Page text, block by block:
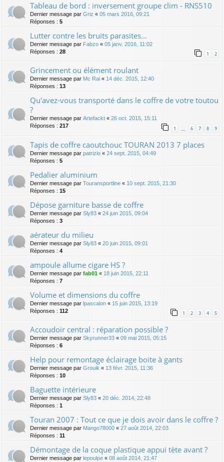
Tableau de bord : inversement groupe clim - RNS510
Dernier message par Griz « 05 mars 2016, 09:21
Réponses : 5
Lutter contre les bruits parasites...
Dernier message par Fabzo « 05 janv. 2016, 11:02
Réponses : 28 1 2
Grincement ou élément roulant
Dernier message par Mc Rai « 14 déc. 2015, 12:40
Réponses : 13
Qu'avez-vous transporté dans le coffre de votre toutou
?
Dernier message par Artefackt « 26 oct. 2015, 15:11
Réponses : 217 1 6 7 8 9
Tapis de coffre caoutchouc TOURAN 2013 7 places
Dernier message par patrizio « 24 sept. 2015, 04:49
Réponses : 5
Pedalier aluminium
Dernier message par Touransportline « 10 sept. 2015, 21:30
Réponses : 15
Dépose garniture basse de coffre
Dernier message par Sly83 « 24 juin 2015, 09:04
Réponses : 3
aérateur du milieu
Dernier message par Sly83 « 20 juin 2015, 09:01
Réponses : 4
ampoule allume cigare HS ?
Dernier message par fab01 « 18 juin 2015, 22:11
Réponses : 7
Volume et dimensions du coffre
Dernier message par lpascalon « 15 juin 2015, 13:19
Réponses : 112 1 2 3 4 5
Accoudoir central : réparation possible ?
Dernier message par Skyrunner33 « 09 mai 2015, 05:15
Réponses : 6
Help pour remontage éclairage boite à gants
Dernier message par Grouik « 13 févr. 2015, 11:36
Réponses : 10
Baguette intérieure
Dernier message par Sly83 « 20 déc. 2014, 22:48
Réponses : 1
Touran 2007 : Tout ce que je dois avoir dans le coffre ?
Dernier message par Mango78000 « 27 août 2014, 22:03
Réponses : 11
Démontage de la coque plastique appui tète avant ?
Dernier message par lepoulpe « 08 août 2014, 21:47